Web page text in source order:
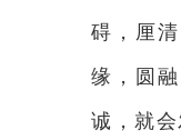
碍，厘
缘，圆
诚，就